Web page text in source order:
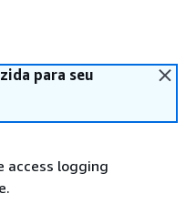
para seu
access logging